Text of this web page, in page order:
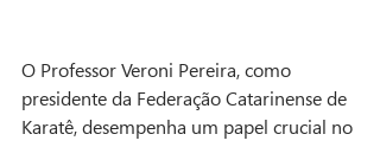
O Professor Veroni Pereira, como
presidente da Federação Catarinense de
Karatê, desempenha um papel crucial no